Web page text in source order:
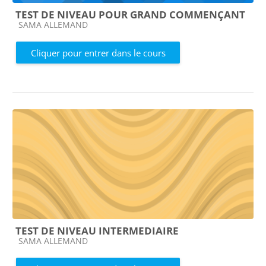
TEST DE NIVEAU POUR GRAND COMMENÇANT
Catégorie de cours
SAMA ALLEMAND
Cliquer pour entrer dans le cours
TEST DE NIVEAU INTERMEDIAIRE
Catégorie de cours
SAMA ALLEMAND